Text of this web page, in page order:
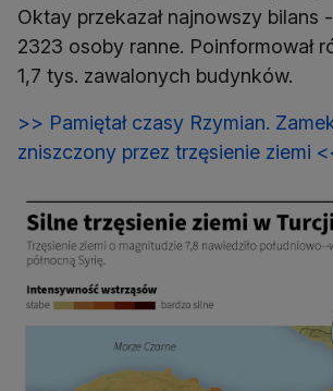
Oktay przekazał najnowszy bilans
2323 osoby ranne. Poinformował
1,7 tys. zawalonych budynków.
>> Pamiętał czasy Rzymian.
zniszczony przez trzęsienie ziemi